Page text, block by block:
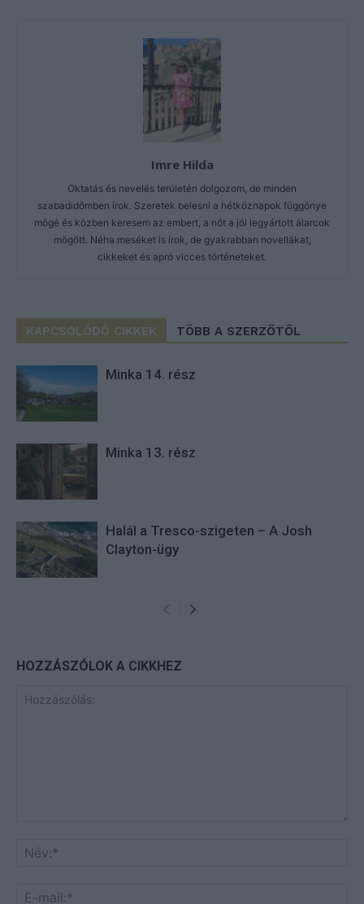
Imre Hilda
Oktatás és nevelés területén dolgozom, de minden
szabadidőmben írok. Szeretek belesni a hétköznapok függönye
mögé és közben keresem az embert, a nőt a jól legyártott álarcok
mögött. Néha meséket is írok, de gyakrabban novellákat,
cikkeket és apró vicces történeteket.
KAPCSOLÓDÓ CIKKEK TÖBB A SZERZŐTŐL
Minka 14. rész
Minka 13. rész
Halál a Tresco-szigeten – A Josh
Clayton-ügy
HOZZÁSZÓLOK A CIKKHEZ